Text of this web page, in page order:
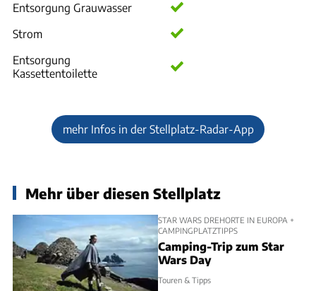
Entsorgung Grauwasser
Strom
Entsorgung
Kassettentoilette
mehr Infos in der Stellplatz-Radar-App
Mehr über diesen Stellplatz
STAR WARS DREHORTE IN EUROPA +
CAMPINGPLATZTIPPS
Camping-Trip zum Star
Wars Day
Touren & Tipps